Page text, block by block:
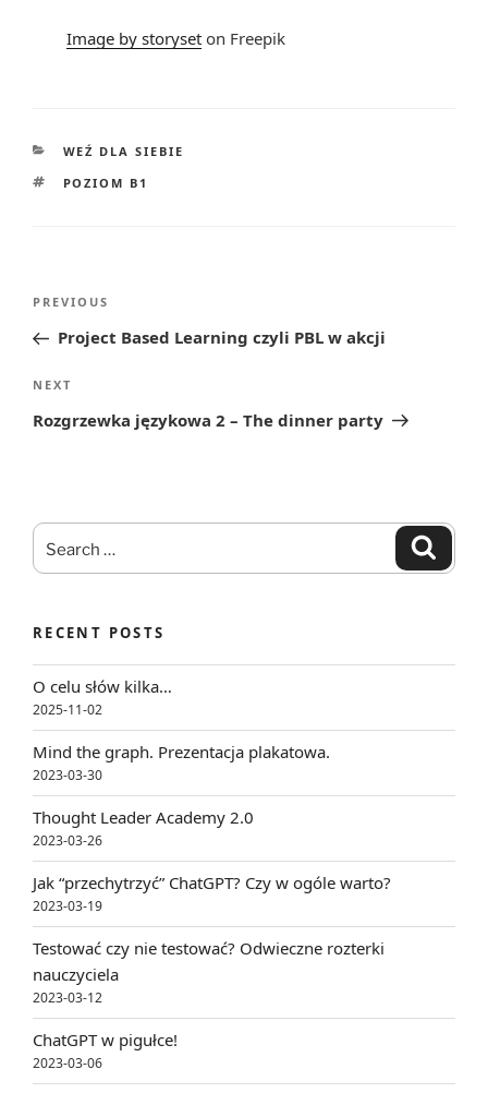
Image by storyset on Freepik
CATEGORIES
WEŹ DLA SIEBIE
TAGS
POZIOM B1
Previous
Post
PREVIOUS
Project Based Learning czyli PBL w akcji
Next
Post
NEXT
Rozgrzewka językowa 2 – The dinner party
Search
for:
Search
RECENT POSTS
O celu słów kilka…
2025-11-02
Mind the graph. Prezentacja plakatowa.
2023-03-30
Thought Leader Academy 2.0
2023-03-26
Jak “przechytrzyć” ChatGPT? Czy w ogóle warto?
2023-03-19
Testować czy nie testować? Odwieczne rozterki
nauczyciela
2023-03-12
ChatGPT w pigułce!
2023-03-06